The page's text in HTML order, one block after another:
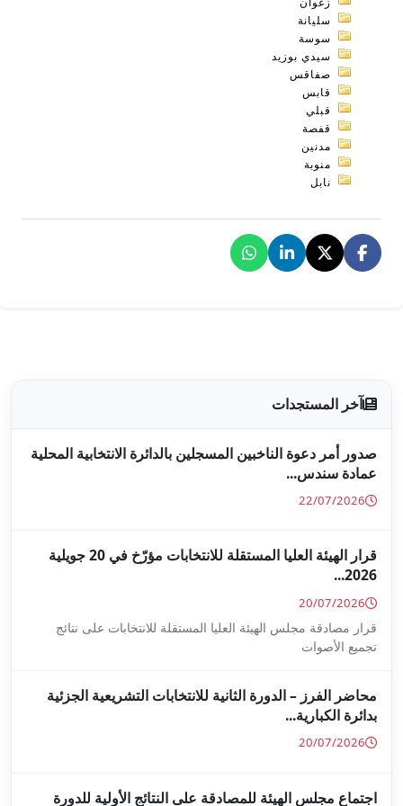
بالدائرة الانتخابية المحلية
قرار الهيئة العليا المستقلة للانتخابات مؤرّخ في 20 جويلية
المستقلة للانتخابات على نتائج
للانتخابات التشريعية الجزئية
على النتائج الأولية للدورة